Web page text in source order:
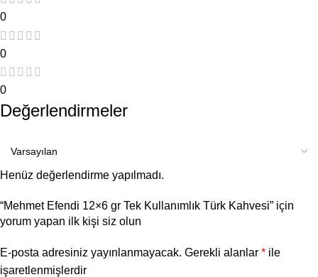
0
0
0
Değerlendirmeler
Henüz değerlendirme yapılmadı.
“Mehmet Efendi 12×6 gr Tek Kullanımlık Türk Kahvesi” için
yorum yapan ilk kişi siz olun
E-posta adresiniz yayınlanmayacak. Gerekli alanlar * ile
işaretlenmişlerdir